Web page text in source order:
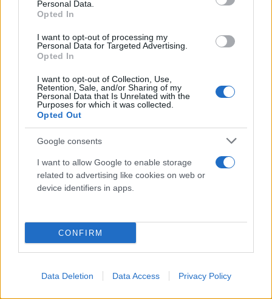
Personal Data.
Opted In
I want to opt-out of processing my
Personal Data for Targeted Advertising.
Opted In
I want to opt-out of Collection, Use,
Retention, Sale, and/or Sharing of my
Personal Data that Is Unrelated with the
Purposes for which it was collected.
Opted Out
Google consents
I want to allow Google to enable storage
related to advertising like cookies on web or
device identifiers in apps.
CONFIRM
Data Deletion Data Access Privacy Policy
Το τέλος στελεχών του ΣΚΑΪ: Το χρονικό ενός
προαναγγελθέντος «θανάτου» με σφραγίδα Γιάννη
Αλαφούζου
07.08.2026